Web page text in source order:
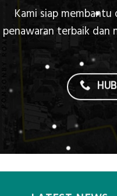
Kami siap membantu
penawaran terbaik dan